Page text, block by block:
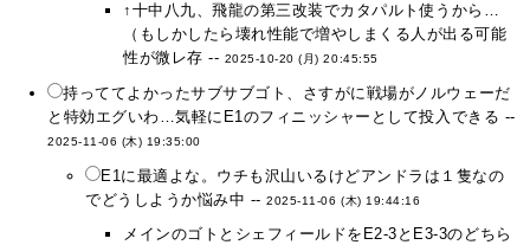
↑十中八九、飛龍の第三改装でカタパルト使うから…
（もしかしたら壊れ性能で増やしまくる人が出る可能
性が微レ存 -- 2025-10-20 (月) 20:45:55
持っててよかったサブサブゴト、さすがに戦場がノルウェーだ
と特効エグいわ…気軽にE1のフィニッシャーとして投入できる --
2025-11-06 (木) 19:35:00
E1に最適よな。ウチも沢山いるけどアンドラは１隻なの
でどうしようか悩み中 --2025-11-06 (木) 19:44:16
メインのゴトとシェフィールドをE2-3とE3-3のどちら